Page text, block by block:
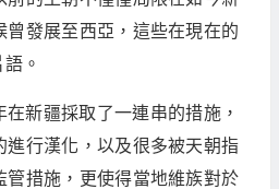
曾發展至西亞，這些在現在的
。
新疆採取了一連串的措施，
進行漢化，以及很多被天朝指
管措施，更使得當地維族對於